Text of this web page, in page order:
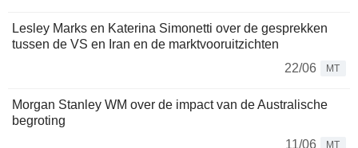
Lesley Marks en Katerina Simonetti over de gesprekken
tussen de VS en Iran en de marktvooruitzichten
22/06
MT
Morgan Stanley WM over de impact van de Australische
begroting
11/06
MT